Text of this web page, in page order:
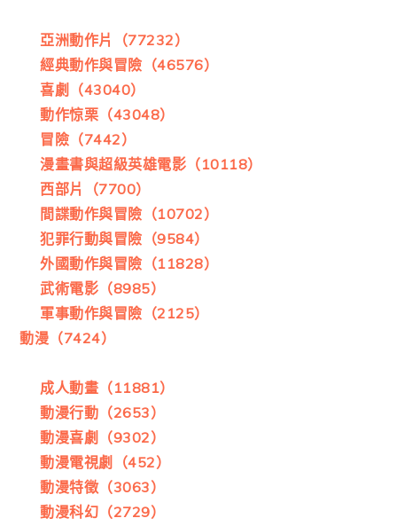
亞洲動作片（77232）
經典動作與冒險（46576）
喜劇（43040）
動作惊栗（43048）
冒險（7442）
漫畫書與超級英雄電影（10118）
西部片（7700）
間諜動作與冒險（10702）
犯罪行動與冒險（9584）
外國動作與冒險（11828）
武術電影（8985）
軍事動作與冒險（2125）
動漫（7424）
成人動畫（11881）
動漫行動（2653）
動漫喜劇（9302）
動漫電視劇（452）
動漫特徵（3063）
動漫科幻（2729）